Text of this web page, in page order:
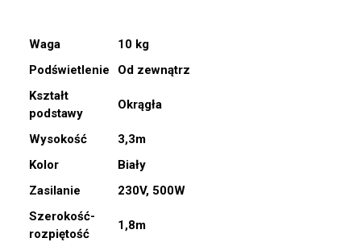
Waga
10 kg
Podświetlenie
Od zewnątrz
Kształt
podstawy
Okrągła
Wysokość
3,3m
Kolor
Biały
Zasilanie
230V, 500W
Szerokość-
rozpiętość
1,8m